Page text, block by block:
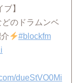
】
のドラムンベ
#blockfm
dueStVO0Mi